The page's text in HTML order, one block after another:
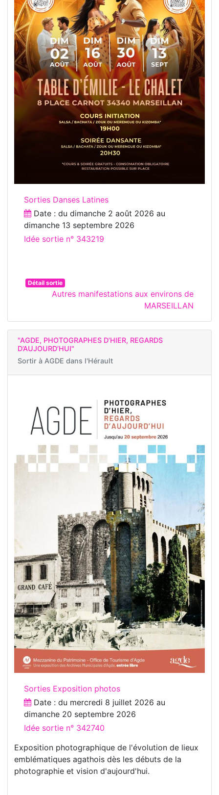
Sorties Danses Latines
Date : du dimanche 2 août 2026 au
dimanche 13 septembre 2026
Idée sortie n° 343219
Détail sortie
Autres manifestations aux environs de
MARSEILLAN
"AGDE, PHOTOGRAPHES D’HIER, REGARDS
D’AUJOURD’HUI"
Sortir à AGDE dans l'Hérault
Sorties Exposition photos
Date : du mercredi 8 juillet 2026 au
dimanche 20 septembre 2026
Idée sortie n° 342740
Exposition photographique de l'évolution de lieux
emblématiques agathois dès les débuts de la
photographie et vision d'aujourd'hui.